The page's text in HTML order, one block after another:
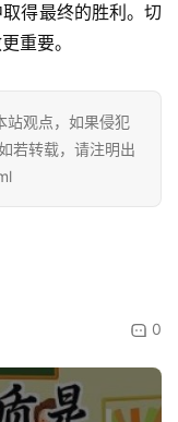
得最终的胜利。切
重要。
站观点，如果侵犯
若转载，请注明出
0